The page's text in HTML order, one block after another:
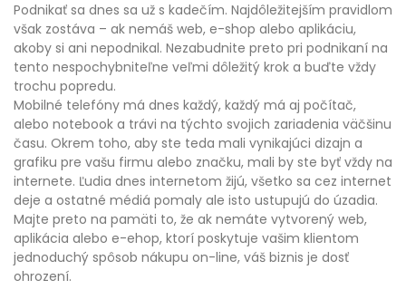
Podnikať sa dnes sa už s kadečím. Najdôležitejším pravidlom
však zostáva – ak nemáš web, e-shop alebo aplikáciu,
akoby si ani nepodnikal. Nezabudnite preto pri podnikaní na
tento nespochybniteľne veľmi dôležitý krok a buďte vždy
trochu popredu.
Mobilné telefóny má dnes každý, každý má aj počítač,
alebo notebook a trávi na týchto svojich zariadenia väčšinu
času. Okrem toho, aby ste teda mali vynikajúci dizajn a
grafiku pre vašu firmu alebo značku, mali by ste byť vždy na
internete. Ľudia dnes internetom žijú, všetko sa cez internet
deje a ostatné médiá pomaly ale isto ustupujú do úzadia.
Majte preto na pamäti to, že ak nemáte vytvorený web,
aplikácia alebo e-ehop, ktorí poskytuje vašim klientom
jednoduchý spôsob nákupu on-line, váš biznis je dosť
ohrození.